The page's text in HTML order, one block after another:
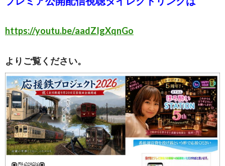
https://youtu.be/aadZIgXqnGo
よりご覧ください。